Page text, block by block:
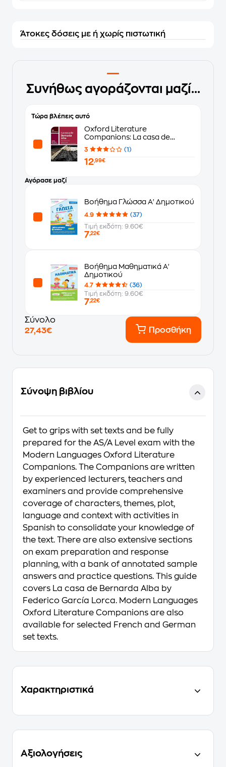
Άτοκες δόσεις με ή χωρίς πιστωτική
Συνήθως αγοράζονται μαζί...
Τώρα βλέπεις αυτό
Oxford Literature
Companions: La casa de
Bernarda Alba: study guide for
AS/A Level Spanish set text
3 (1)
12,99€
Αγόρασε μαζί
Βοήθημα Γλώσσα Α' Δημοτικού
4.9
(37)
Τιμή εκδότη: 9.60€
7,22€
Βοήθημα Μαθηματικά Α'
Δημοτικού
4.7
(36)
Τιμή εκδότη: 9.60€
7,22€
Σύνολο
27,43€
Προσθήκη
Σύνοψη βιβλίου
Get to grips with set texts and be fully
prepared for the AS/A Level exam with the
Modern Languages Oxford Literature
Companions. The Companions are written
by experienced lecturers, teachers and
examiners and provide comprehensive
coverage of characters, themes, plot,
language and context with activities in
Spanish to consolidate your knowledge of
the text. There are also extensive sections
on exam preparation and response
planning, with a bank of annotated sample
answers and practice questions. This guide
covers La casa de Bernarda Alba by
Federico García Lorca. Modern Languages
Oxford Literature Companions are also
available for selected French and German
set texts.
Χαρακτηριστικά
Αξιολογήσεις